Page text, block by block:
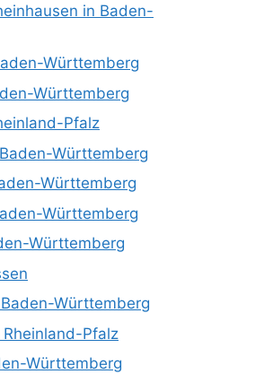
in Baden-
Württemberg
Württemberg
Pfalz
Württemberg
Württemberg
Württemberg
Württemberg
Württemberg
Pfalz
Württemberg